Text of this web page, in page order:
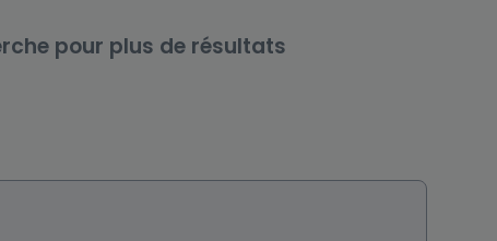
pour plus de résultats